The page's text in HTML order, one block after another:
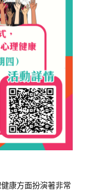
康方面扮演著非常